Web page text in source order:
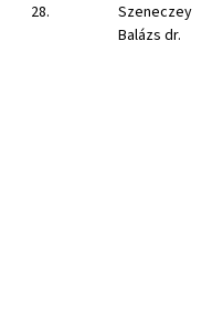
28.
Szeneczey
Balázs dr.